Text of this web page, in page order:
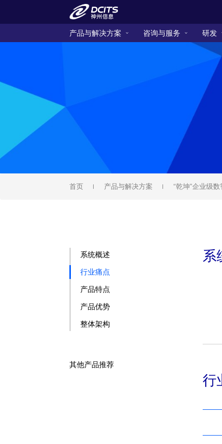
产品与解决方案 咨询与服务 研发
首页 产品与解决方案 “乾坤”企业级
系
行
系统概述
行业痛点
产品特点
产品优势
整体架构
其他产品推荐